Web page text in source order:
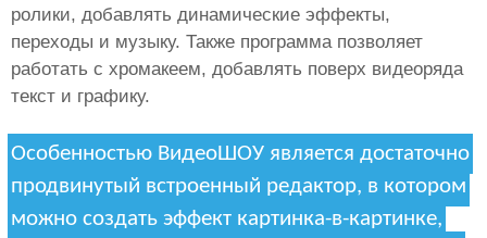
ролики, добавлять динамические эффекты,
переходы и музыку. Также программа позволяет
работать с хромакеем, добавлять поверх видеоряда
текст и графику.
Особенностью ВидеоШОУ является достаточно
продвинутый встроенный редактор, в котором
можно создать эффект картинка-в-картинке,